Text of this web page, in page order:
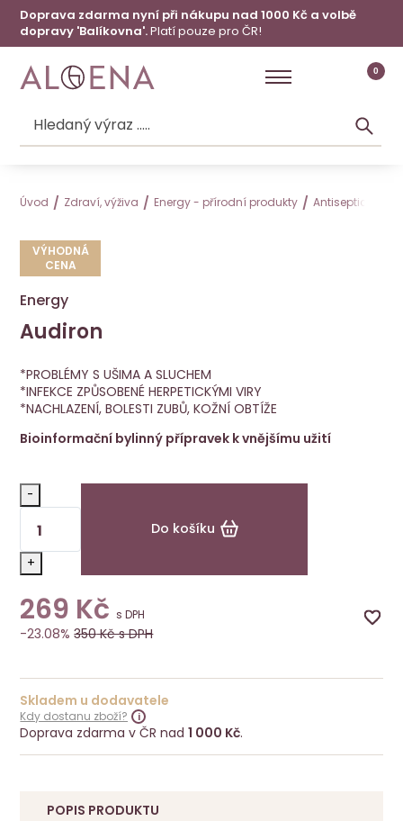
Doprava zdarma nyní při nákupu nad 1000 Kč a volbě
dopravy 'Balíkovna'.Platí pouze pro ČR!
0
Úvod Zdraví, výživa Energy - přírodní produkty Antiseptické
VÝHODNÁ
CENA
Energy
Audiron
*PROBLÉMY S UŠIMA A SLUCHEM
*INFEKCE ZPŮSOBENÉ HERPETICKÝMI VIRY
*NACHLAZENÍ, BOLESTI ZUBŮ, KOŽNÍ OBTÍŽE
Bioinformační bylinný přípravek k vnějšímu užití
-
+
Do košíku
269 Kčs DPH
-23.08% 350Kč s DPH
Skladem u dodavatele
Kdy dostanu zboží?
Doprava zdarma v ČR nad1 000 Kč.
POPIS PRODUKTU